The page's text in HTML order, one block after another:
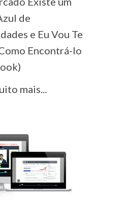
de
e Eu Vou Te
Encontrá-lo
mais...